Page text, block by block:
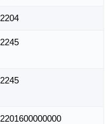
2204
2245
2245
2201600000000